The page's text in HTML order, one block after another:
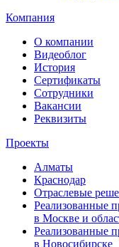
Компания
О компании
Видеоблог
История
Сертификаты
Сотрудники
Вакансии
Реквизиты
Проекты
Алматы
Краснодар
Отраслевые
Реализованные
в Москве и
Реализованные
в Новосибирске